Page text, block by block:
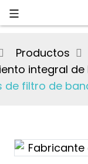
Productos
integral de
de filtro de